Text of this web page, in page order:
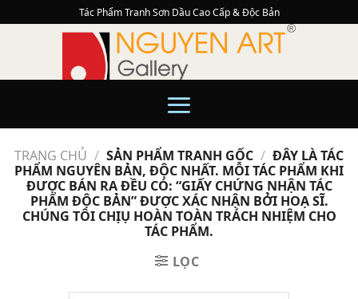
to
Tác Phẩm Tranh Sơn Dầu Cao Cấp & Độc Bản
TRANG CHỦ / SẢN PHẨM TRANH GỐC / ĐÂY LÀ TÁC
PHẨM NGUYÊN BẢN, ĐỘC NHẤT. MỖI TÁC PHẨM KHI
ĐƯỢC BÁN RA ĐỀU CÓ: “GIẤY CHỨNG NHẬN TÁC
PHẨM ĐỘC BẢN” ĐƯỢC XÁC NHẬN BỞI HOẠ SĨ.
CHÚNG TÔI CHỊỤ HOÀN TOÀN TRÁCH NHIỆM CHO
TÁC PHẨM.
LỌC